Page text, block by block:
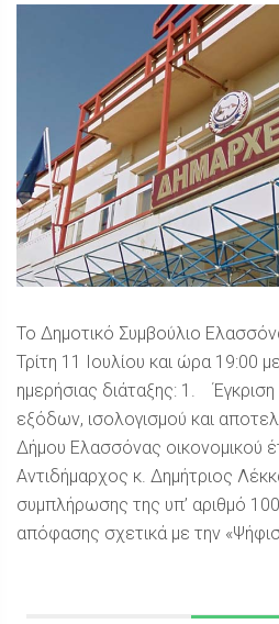
To Δημοτικό Συμβούλιο
Τρίτη 11 Ιουλίου και ώρα 19:00
ημερήσιας διάταξης: 1.
εξόδων, ισολογισμού και
Δήμου Ελασσόνας οικονομικού
Αντιδήμαρχος κ. Δημήτριος
συμπλήρωσης της υπ’ αριθμό
απόφασης σχετικά με την